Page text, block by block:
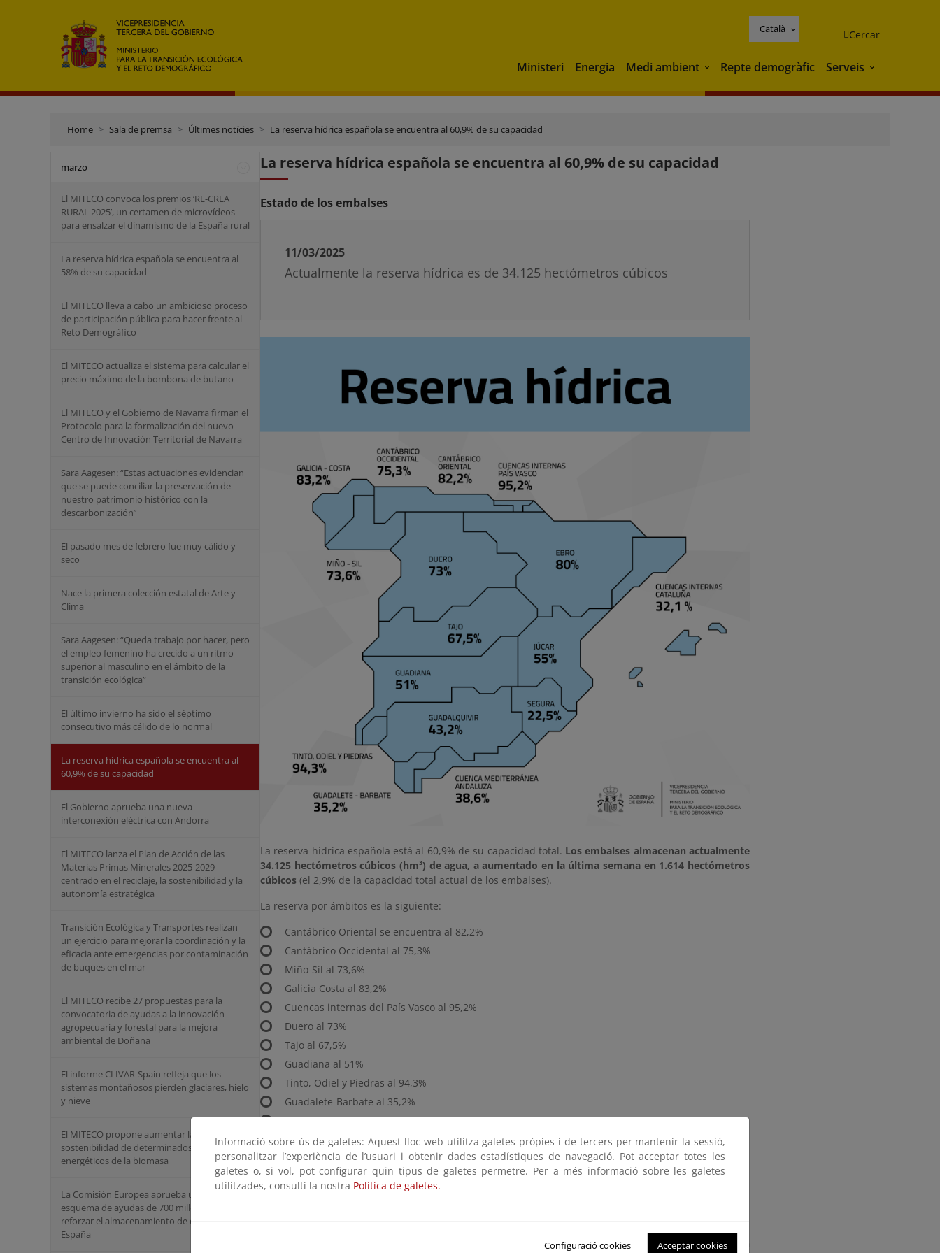
Català Cercar
Ministeri Energia Medi ambient Medi ambient
Repte demogràfic Serveis Serveis
Home Sala de premsa Últimes notícies La reserva hídrica española se encuentra al 60,9% de su capacidad
marzo
El MITECO convoca los premios ‘RE-CREA
RURAL 2025’, un certamen de microvídeos
para ensalzar el dinamismo de la España rural
La reserva hídrica española se encuentra al
58% de su capacidad
El MITECO lleva a cabo un ambicioso proceso
de participación pública para hacer frente al
Reto Demográfico
El MITECO actualiza el sistema para calcular el
precio máximo de la bombona de butano
El MITECO y el Gobierno de Navarra firman el
Protocolo para la formalización del nuevo
Centro de Innovación Territorial de Navarra
Sara Aagesen: “Estas actuaciones evidencian
que se puede conciliar la preservación de
nuestro patrimonio histórico con la
descarbonización”
El pasado mes de febrero fue muy cálido y
seco
Nace la primera colección estatal de Arte y
Clima
Sara Aagesen: “Queda trabajo por hacer, pero
el empleo femenino ha crecido a un ritmo
superior al masculino en el ámbito de la
transición ecológica”
El último invierno ha sido el séptimo
consecutivo más cálido de lo normal
La reserva hídrica española se encuentra al
60,9% de su capacidad
El Gobierno aprueba una nueva
interconexión eléctrica con Andorra
El MITECO lanza el Plan de Acción de las
Materias Primas Minerales 2025-2029
centrado en el reciclaje, la sostenibilidad y la
autonomía estratégica
Transición Ecológica y Transportes realizan
un ejercicio para mejorar la coordinación y la
eficacia ante emergencias por contaminación
de buques en el mar
El MITECO recibe 27 propuestas para la
convocatoria de ayudas a la innovación
agropecuaria y forestal para la mejora
ambiental de Doñana
El informe CLIVAR-Spain refleja que los
sistemas montañosos pierden glaciares, hielo
y nieve
El MITECO propone aumentar la
sostenibilidad de determinados usos
energéticos de la biomasa
La Comisión Europea aprueba un nuevo
esquema de ayudas de 700 millones para
reforzar el almacenamiento de energía en
España
La reserva hídrica española se encuentra al 60,9% de su capacidad
Estado de los embalses
11/03/2025
Actualmente la reserva hídrica es de 34.125 hectómetros cúbicos
La reserva hídrica española está al 60,9% de su capacidad total. Los embalses almacenan actualmente
34.125 hectómetros cúbicos (hm³) de agua, a aumentado en la última semana en 1.614 hectómetros
cúbicos (el 2,9% de la capacidad total actual de los embalses).
La reserva por ámbitos es la siguiente:
Cantábrico Oriental se encuentra al 82,2%
Cantábrico Occidental al 75,3%
Miño-Sil al 73,6%
Galicia Costa al 83,2%
Cuencas internas del País Vasco al 95,2%
Duero al 73%
Tajo al 67,5%
Guadiana al 51%
Tinto, Odiel y Piedras al 94,3%
Guadalete-Barbate al 35,2%
Guadalquivir al 43,2%
Cuenca Mediterránea Andaluza al 38,6%
Segura al 22,5%
Júcar al 55%
Las precipitaciones han sido abundantes en toda la Península.La máxima se ha producido en
Informació sobre ús de galetes: Aquest lloc web utilitza galetes pròpies i de tercers per mantenir la sessió,
personalitzar l’experiència de l’usuari i obtenir dades estadístiques de navegació. Pot acceptar totes les
galetes o, si vol, pot configurar quin tipus de galetes permetre. Per a més informació sobre les galetes
utilitzades, consulti la nostra Política de galetes.
Configuració cookies Acceptar cookies